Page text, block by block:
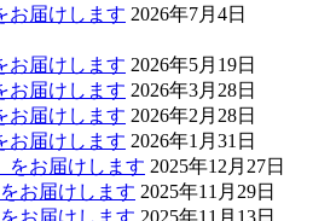
お届けします 2026年7月4日
お届けします 2026年5月19日
お届けします 2026年3月28日
お届けします 2026年2月28日
お届けします 2026年1月31日
をお届けします 2025年12月27日
お届けします 2025年11月29日
お届けします 2025年11月13日